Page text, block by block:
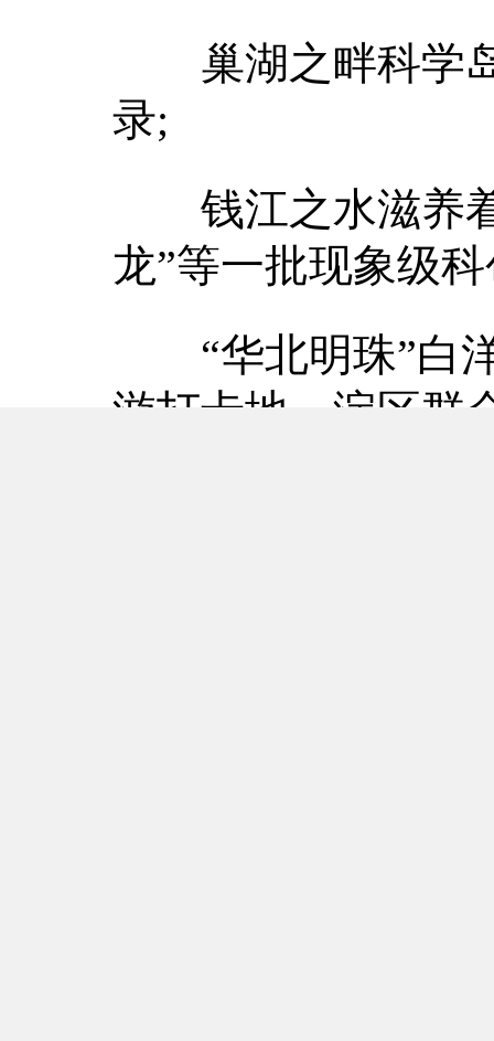
巢湖之畔科学岛
录;
钱江之水滋养着
龙”等一批现象级
“华北明珠”白洋
游打卡地，淀区群